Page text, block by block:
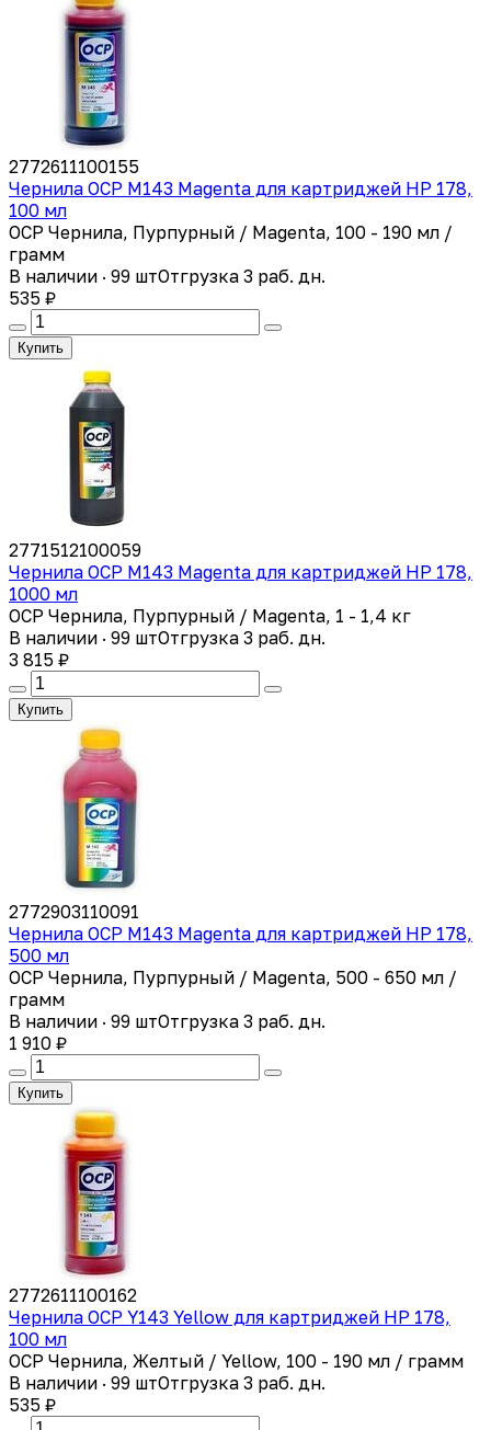
2772611100155
Чернила OCP M143 Magenta для картриджей HP 178,
100 мл
OCP Чернила, Пурпурный / Magenta, 100 - 190 мл /
грамм
В наличии · 99 штОтгрузка 3 раб. дн.
535 ₽
Купить
2771512100059
Чернила OCP M143 Magenta для картриджей HP 178,
1000 мл
OCP Чернила, Пурпурный / Magenta, 1 - 1,4 кг
В наличии · 99 штОтгрузка 3 раб. дн.
3 815 ₽
Купить
2772903110091
Чернила OCP M143 Magenta для картриджей HP 178,
500 мл
OCP Чернила, Пурпурный / Magenta, 500 - 650 мл /
грамм
В наличии · 99 штОтгрузка 3 раб. дн.
1 910 ₽
Купить
2772611100162
Чернила OCP Y143 Yellow для картриджей HP 178,
100 мл
OCP Чернила, Желтый / Yellow, 100 - 190 мл / грамм
В наличии · 99 штОтгрузка 3 раб. дн.
535 ₽